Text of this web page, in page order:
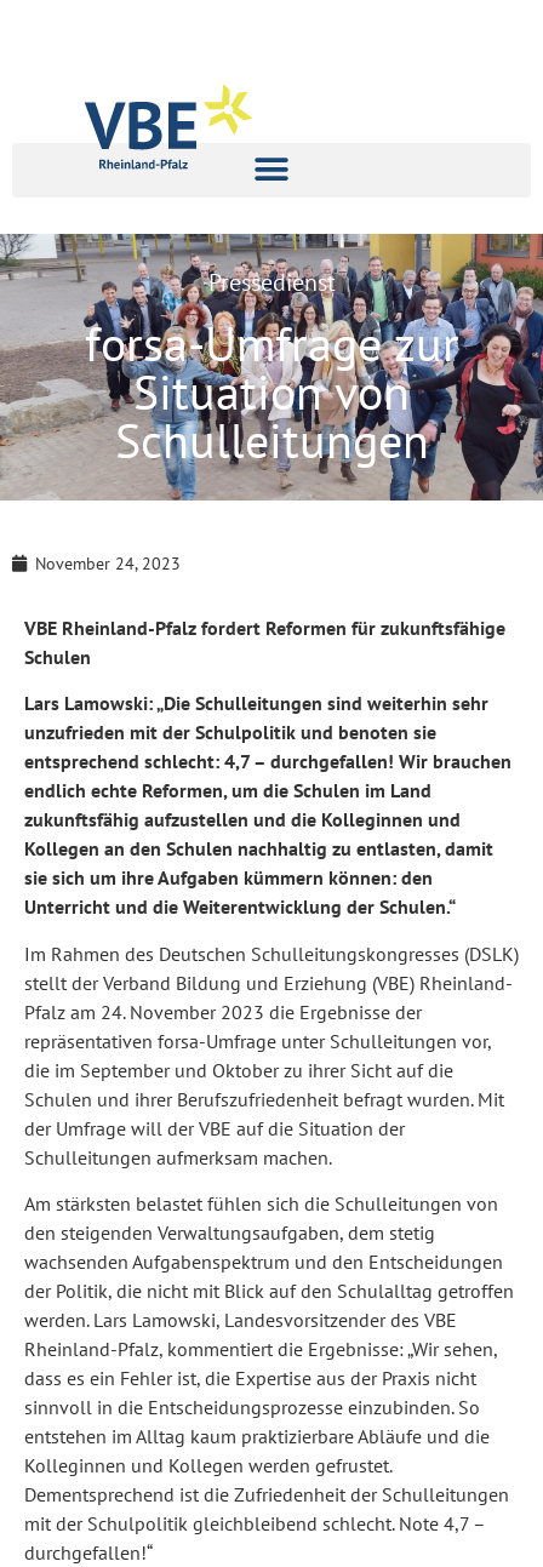
Pressedienst
forsa-Umfrage zur
Situation von
Schulleitungen
November 24, 2023
VBE Rheinland-Pfalz fordert Reformen für zukunftsfähige
Schulen
Lars Lamowski: „Die Schulleitungen sind weiterhin sehr
unzufrieden mit der Schulpolitik und benoten sie
entsprechend schlecht: 4,7 – durchgefallen! Wir brauchen
endlich echte Reformen, um die Schulen im Land
zukunftsfähig aufzustellen und die Kolleginnen und
Kollegen an den Schulen nachhaltig zu entlasten, damit
sie sich um ihre Aufgaben kümmern können: den
Unterricht und die Weiterentwicklung der Schulen.“
Im Rahmen des Deutschen Schulleitungskongresses (DSLK)
stellt der Verband Bildung und Erziehung (VBE) Rheinland-
Pfalz am 24. November 2023 die Ergebnisse der
repräsentativen forsa-Umfrage unter Schulleitungen vor,
die im September und Oktober zu ihrer Sicht auf die
Schulen und ihrer Berufszufriedenheit befragt wurden. Mit
der Umfrage will der VBE auf die Situation der
Schulleitungen aufmerksam machen.
Am stärksten belastet fühlen sich die Schulleitungen von
den steigenden Verwaltungsaufgaben, dem stetig
wachsenden Aufgabenspektrum und den Entscheidungen
der Politik, die nicht mit Blick auf den Schulalltag getroffen
werden. Lars Lamowski, Landesvorsitzender des VBE
Rheinland-Pfalz, kommentiert die Ergebnisse: „Wir sehen,
dass es ein Fehler ist, die Expertise aus der Praxis nicht
sinnvoll in die Entscheidungsprozesse einzubinden. So
entstehen im Alltag kaum praktizierbare Abläufe und die
Kolleginnen und Kollegen werden gefrustet.
Dementsprechend ist die Zufriedenheit der Schulleitungen
mit der Schulpolitik gleichbleibend schlecht. Note 4,7 –
durchgefallen!“